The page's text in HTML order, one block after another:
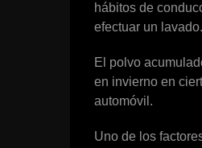
hábitos de
efectuar un lavado.
El polvo
en invierno en
automóvil.
Uno de los